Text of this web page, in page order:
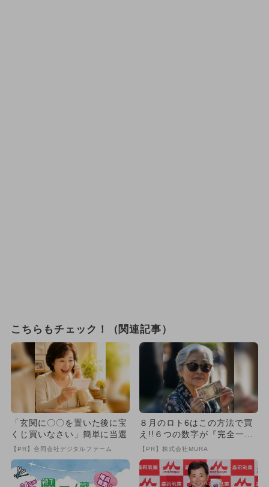
こちらもチェック！（関連記事）
「玄関に〇〇を置いた後に宝
くじ買いなさい」簡単に当選
【PR】合同会社デジタルファーム
８月のロト6はこの方法で買
え!!６つの数字が『完全一
致』する方法
【PR】株式会社MURA